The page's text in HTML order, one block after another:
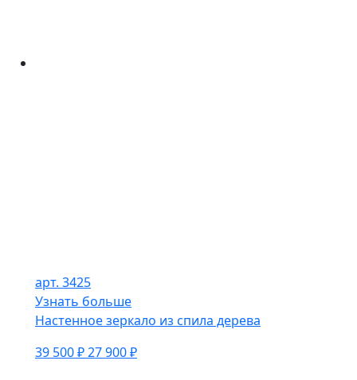
арт. 3425
Узнать больше
Настенное зеркало из спила дерева
39 500 ₽27 900 ₽